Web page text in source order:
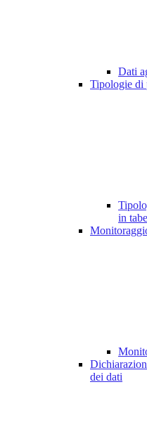
Dati
Tipologie di
in
dei dati